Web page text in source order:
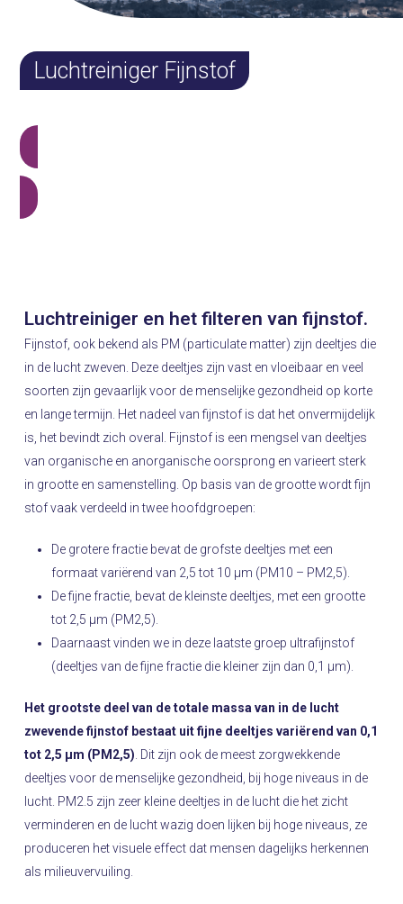
Luchtreiniger Fijnstof
Luchtreiniger en het filteren van fijnstof.
Fijnstof, ook bekend als PM (particulate matter) zijn deeltjes die
in de lucht zweven. Deze deeltjes zijn vast en vloeibaar en veel
soorten zijn gevaarlijk voor de menselijke gezondheid op korte
en lange termijn. Het nadeel van fijnstof is dat het onvermijdelijk
is, het bevindt zich overal. Fijnstof is een mengsel van deeltjes
van organische en anorganische oorsprong en varieert sterk
in grootte en samenstelling. Op basis van de grootte wordt fijn
stof vaak verdeeld in twee hoofdgroepen:
De grotere fractie bevat de grofste deeltjes met een
formaat variërend van 2,5 tot 10 µm (PM10 – PM2,5).
De fijne fractie, bevat de kleinste deeltjes, met een grootte
tot 2,5 µm (PM2,5).
Daarnaast vinden we in deze laatste groep ultrafijnstof
(deeltjes van de fijne fractie die kleiner zijn dan 0,1 µm).
Het grootste deel van de totale massa van in de lucht
zwevende fijnstof bestaat uit fijne deeltjes variërend van 0,1
tot 2,5 µm (PM2,5) . Dit zijn ook de meest zorgwekkende
deeltjes voor de menselijke gezondheid, bij hoge niveaus in de
lucht. PM2.5 zijn zeer kleine deeltjes in de lucht die het zicht
verminderen en de lucht wazig doen lijken bij hoge niveaus, ze
produceren het visuele effect dat mensen dagelijks herkennen
als milieuvervuiling.